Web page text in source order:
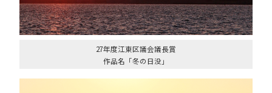
27年度江東区議会議長賞
作品名「冬の日没」